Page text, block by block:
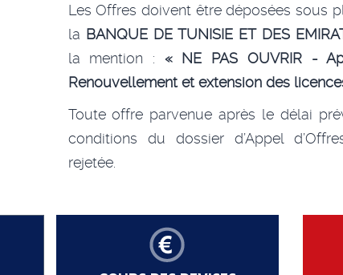
Les Offres doivent être déposées sous
la BANQUE DE TUNISIE ET DES
la mention : « NE PAS OUVRIR -
Renouvellement et extension des
Toute offre parvenue après le délai
conditions du dossier d’Appel
rejetée.